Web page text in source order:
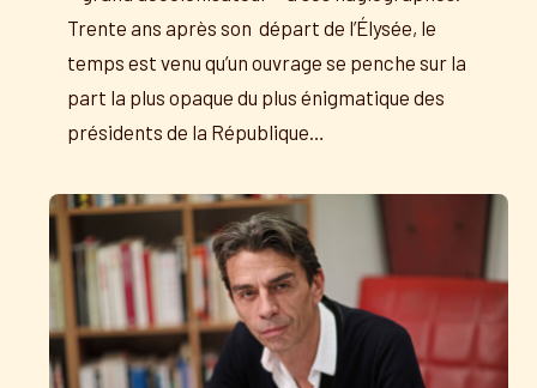
Trente ans après son départ de l’Élysée, le
temps est venu qu’un ouvrage se penche sur la
part la plus opaque du plus énigmatique des
présidents de la République…